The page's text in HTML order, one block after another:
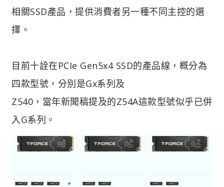
相關SSD產品，提供消費者另一種不同主控的選
擇。
目前十詮在PCIe Gen5x4 SSD的產品線，概分為
四款型號，分別是Gx系列及
Z540，當年新聞稿提及的Z54A這款型號似乎已併
入G系列。